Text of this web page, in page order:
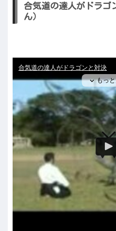
合気道の達人がドラゴ
ん）